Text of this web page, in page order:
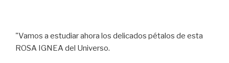
"Vamos a estudiar ahora los delicados pétalos de esta
ROSA IGNEA del Universo.